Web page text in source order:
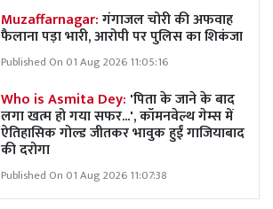
Muzaffarnagar:गंगाजल चोरी की अफवाह
फैलाना पड़ा भारी, आरोपी पर पुलिस का शिकंजा
Published On 01 Aug 2026 11:05:16
Who is Asmita Dey: 'पिता के जाने के बाद
लगा खत्म हो गया सफर...', कॉमनवेल्थ गेम्स में
ऐतिहासिक गोल्ड जीतकर भावुक हुईं गाजियाबाद
की दरोगा
Published On 01 Aug 2026 11:07:38